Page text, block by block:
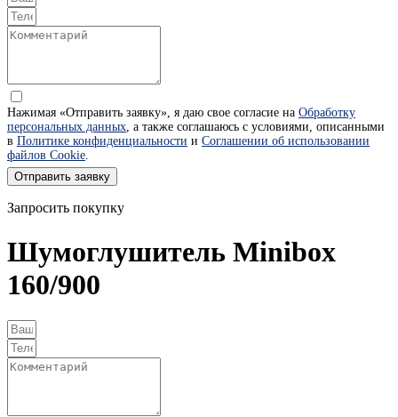
Нажимая «Отправить заявку», я даю свое согласие на Обработку
персональных данных, а также соглашаюсь с условиями, описанными
в Политике конфиденциальности и Соглашении об использовании
файлов Cookie.
Отправить заявку
Запросить покупку
Шумоглушитель Minibox
160/900